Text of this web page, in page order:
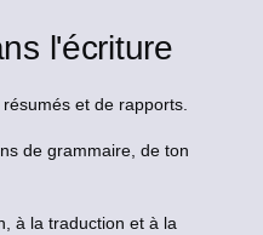
l'écriture
et de rapports.
de grammaire, de ton
à la traduction et à la